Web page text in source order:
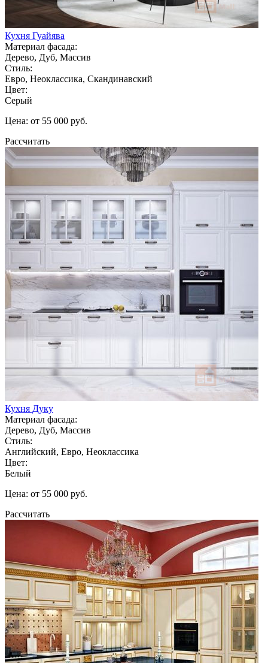
Кухня Гуайява
Материал фасада:
Дерево, Дуб, Массив
Стиль:
Евро, Неоклассика, Скандинавский
Цвет:
Серый
Цена: от 55 000 руб.
Рассчитать
Кухня Дуку
Материал фасада:
Дерево, Дуб, Массив
Стиль:
Английский, Евро, Неоклассика
Цвет:
Белый
Цена: от 55 000 руб.
Рассчитать